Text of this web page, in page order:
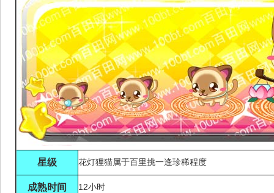
星级 花灯狸猫属于百里挑一逢珍稀程度
成熟时间 12小时